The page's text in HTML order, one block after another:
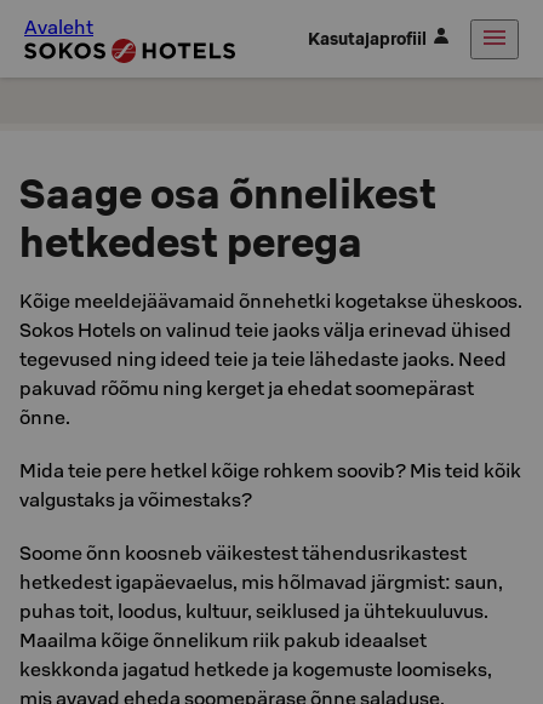
Avaleht Kasutajaprofiil
Saage osa õnnelikest
hetkedest perega
Kõige meeldejäävamaid õnnehetki kogetakse üheskoos.
Sokos Hotels on valinud teie jaoks välja erinevad ühised
tegevused ning ideed teie ja teie lähedaste jaoks. Need
pakuvad rõõmu ning kerget ja ehedat soomepärast
õnne.
Mida teie pere hetkel kõige rohkem soovib? Mis teid kõik
valgustaks ja võimestaks?
Soome õnn koosneb väikestest tähendusrikastest
hetkedest igapäevaelus, mis hõlmavad järgmist: saun,
puhas toit, loodus, kultuur, seiklused ja ühtekuuluvus.
Maailma kõige õnnelikum riik pakub ideaalset
keskkonda jagatud hetkede ja kogemuste loomiseks,
mis avavad eheda soomepärase õnne saladuse.